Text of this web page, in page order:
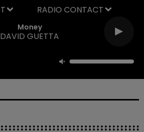
Money
DAVID GUETTA
RADIO CONTACT